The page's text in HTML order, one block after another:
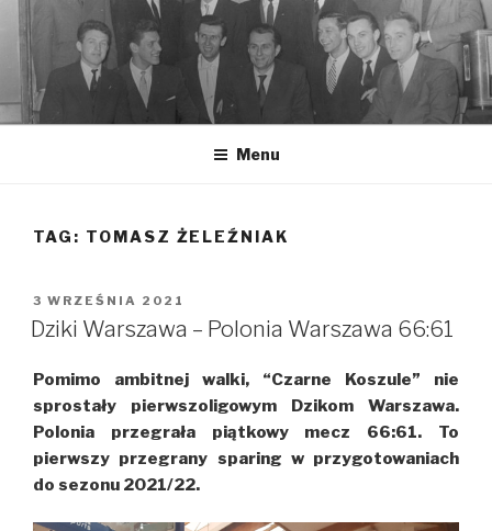
do
treści
Menu
TAG: TOMASZ ŻELEŹNIAK
OPUBLIKOWANE
W
3 WRZEŚNIA 2021
Dziki Warszawa – Polonia Warszawa 66:61
Pomimo ambitnej walki, “Czarne Koszule” nie
sprostały pierwszoligowym Dzikom Warszawa.
Polonia przegrała piątkowy mecz 66:61. To
pierwszy przegrany sparing w przygotowaniach
do sezonu 2021/22.